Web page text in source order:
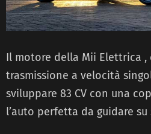
Il motore della Mii Elettrica ,
trasmissione a velocità
sviluppare 83 CV con una
l’auto perfetta da guidare